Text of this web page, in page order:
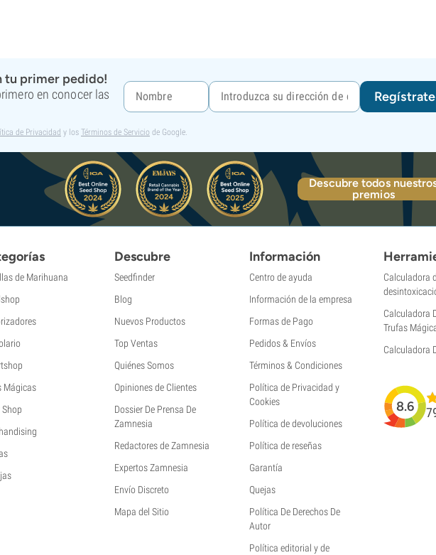
tu primer pedido!
en conocer las
Regístrate
de Privacidad y los Términos de Servicio de Google.
Descubre todos
premios
de Marihuana
Mágicas
Shop
Descubre
Seedfinder
Blog
Nuevos Productos
Top Ventas
Quiénes Somos
Opiniones de Clientes
Dossier De Prensa De
Zamnesia
Redactores de Zamnesia
Expertos Zamnesia
Envío Discreto
Mapa del Sitio
Información
Centro de ayuda
Información de la empresa
Formas de Pago
Pedidos & Envíos
Términos & Condiciones
Política de Privacidad y
Cookies
Política de devoluciones
Política de reseñas
Garantía
Quejas
Política De Derechos De
Autor
Política editorial y de
Calculadora
Calculadora
Trufas
Calculadora
8.6